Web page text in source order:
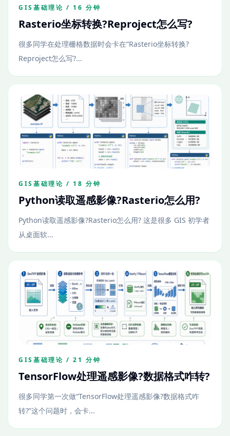
GIS基础理论 / 16 分钟
Rasterio坐标转换?Reproject怎么写?
很多同学在处理栅格数据时会卡在“Rasterio坐标转换?
Reproject怎么写?...
GIS基础理论 / 18 分钟
Python读取遥感影像?Rasterio怎么用?
Python读取遥感影像?Rasterio怎么用? 这是很多 GIS 初学者
从桌面软...
GIS基础理论 / 21 分钟
TensorFlow处理遥感影像?数据格式咋转?
很多同学第一次做“TensorFlow处理遥感影像?数据格式咋
转?”这个问题时，会卡...